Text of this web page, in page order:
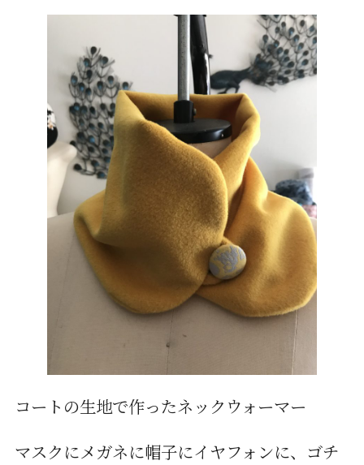
コートの生地で作ったネックウォーマー
マスクにメガネに帽子にイヤフォンに、ゴチ